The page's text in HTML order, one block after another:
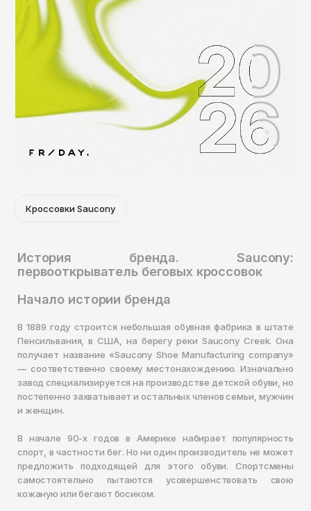
Кроссовки Saucony
История бренда. Saucony:
первооткрыватель беговых кроссовок
Начало истории бренда
В 1889 году строится небольшая обувная фабрика в штате
Пенсильвания, в США, на берегу реки Saucony Creek. Она
получает название «Saucony Shoe Manufacturing company»
— соответственно своему местонахождению. Изначально
завод специализируется на производстве детской обуви, но
постепенно захватывает и остальных членов семьи, мужчин
и женщин.
В начале 90-х годов в Америке набирает популярность
спорт, в частности бег. Но ни один производитель не может
предложить подходящей для этого обуви. Спортсмены
самостоятельно пытаются усовершенствовать свою
кожаную или бегают босиком.